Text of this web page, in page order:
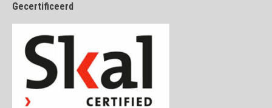
Gecertificeerd